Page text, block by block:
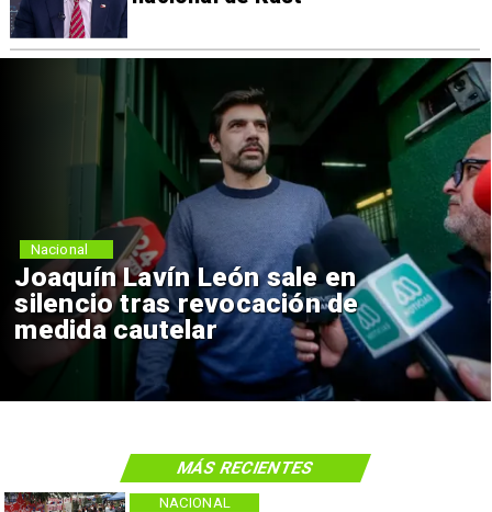
Chile y Venezuela formalizan
reinicio de relaciones
consulares
Nacional
NACIONAL
MÁS RECIENTES